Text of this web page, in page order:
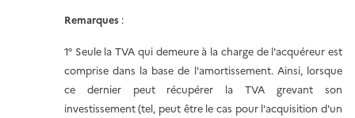
Remarques :
1° Seule la TVA qui demeure à la charge de l'acquéreur est
comprise dans la base de l'amortissement. Ainsi, lorsque
ce dernier peut récupérer la TVA grevant son
investissement (tel, peut être le cas pour l'acquisition d'un